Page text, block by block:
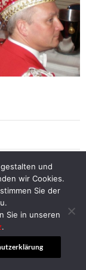
und
wir Cookies.
Sie der
Sie in unseren
.